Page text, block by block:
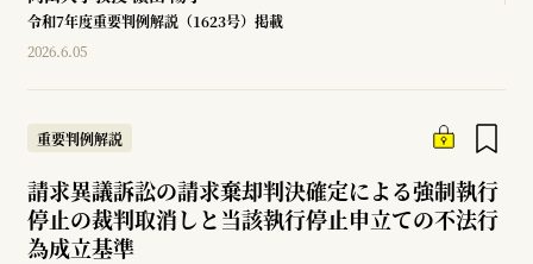
令和7年度重要判例解説（1623号）掲載
2026.6.05
重要判例解説
請求異議訴訟の請求棄却判決確定による強制執行
停止の裁判取消しと当該執行停止申立ての不法行
為成立基準